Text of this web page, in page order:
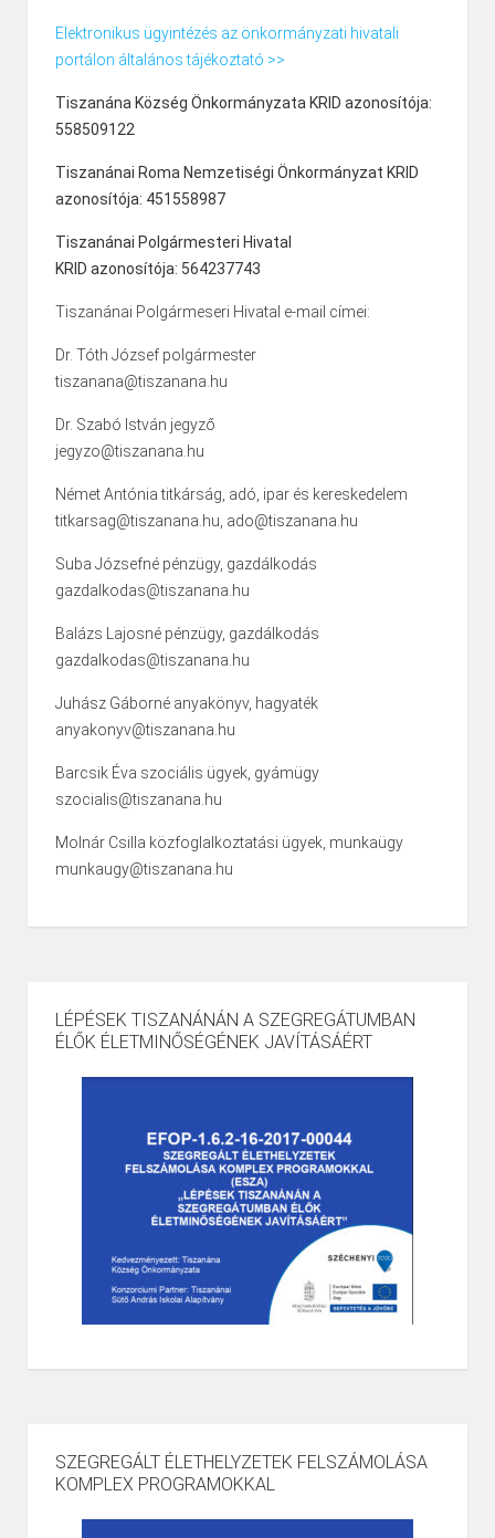
Elektronikus ügyintézés az önkormányzati hivatali
portálon általános tájékoztató >>
Tiszanána Község Önkormányzata KRID azonosítója:
558509122
Tiszanánai Roma Nemzetiségi Önkormányzat KRID
azonosítója: 451558987
Tiszanánai Polgármesteri Hivatal
KRID azonosítója: 564237743
Tiszanánai Polgármeseri Hivatal e-mail címei:
Dr. Tóth József polgármester
tiszanana@tiszanana.hu
Dr. Szabó István jegyző
jegyzo@tiszanana.hu
Német Antónia titkárság, adó, ipar és kereskedelem
titkarsag@tiszanana.hu, ado@tiszanana.hu
Suba Józsefné pénzügy, gazdálkodás
gazdalkodas@tiszanana.hu
Balázs Lajosné pénzügy, gazdálkodás
gazdalkodas@tiszanana.hu
Juhász Gáborné anyakönyv, hagyaték
anyakonyv@tiszanana.hu
Barcsik Éva szociális ügyek, gyámügy
szocialis@tiszanana.hu
Molnár Csilla közfoglalkoztatási ügyek, munkaügy
munkaugy@tiszanana.hu
LÉPÉSEK TISZANÁNÁN A SZEGREGÁTUMBAN
ÉLŐK ÉLETMINŐSÉGÉNEK JAVÍTÁSÁÉRT
SZEGREGÁLT ÉLETHELYZETEK FELSZÁMOLÁSA
KOMPLEX PROGRAMOKKAL